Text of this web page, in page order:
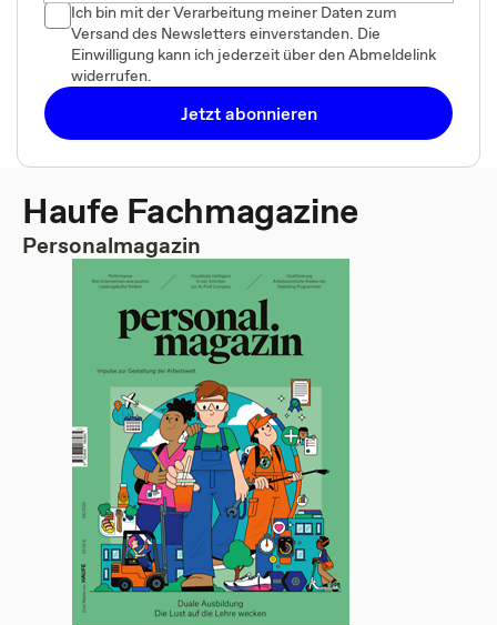
Ich bin mit der Verarbeitung meiner Daten zum
Versand des Newsletters einverstanden. Die
Einwilligung kann ich jederzeit über den Abmeldelink
widerrufen.
Jetzt abonnieren
Haufe Fachmagazine
Personalmagazin